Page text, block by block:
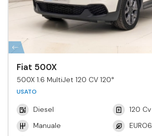
Fiat 500X
500X 1.6 MultiJet 120 CV 120°
USATO
Diesel
120 Cv
Manuale
EURO6.